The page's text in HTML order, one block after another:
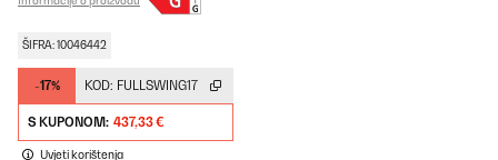
ŠIFRA: 10046442
-17% KOD: FULLSWING17
S KUPONOM: 437,33 €
Uvjeti korištenja